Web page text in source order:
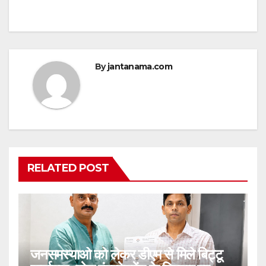
Byjantanama.com
RELATED POST
जनसमस्याओ को लेकर डीएम से मिले बिट्टू